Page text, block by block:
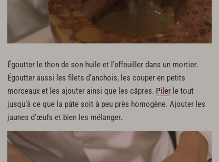
Égoutter le thon de son huile et l’effeuiller dans un mortier.
Égoutter aussi les filets d’anchois, les couper en petits
morceaux et les ajouter ainsi que les câpres. Piler le tout
jusqu’à ce que la pâte soit à peu près homogène. Ajouter les
jaunes d’œufs et bien les mélanger.